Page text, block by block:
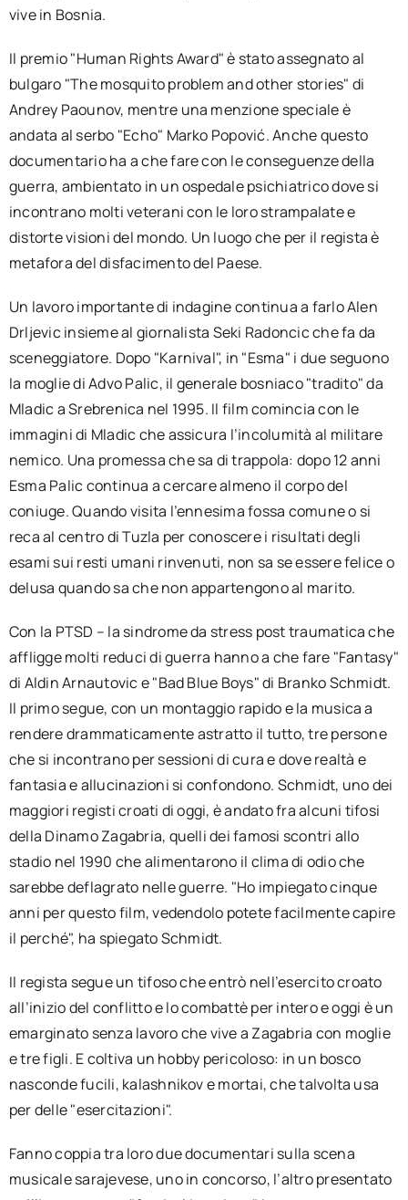
vive in Bosnia.
Il premio "Human Rights Award" è stato assegnato al
bulgaro "The mosquito problem and other stories" di
Andrey Paounov, mentre una menzione speciale è
andata al serbo "Echo" Marko Popović. Anche questo
documentario ha a che fare con le conseguenze della
guerra, ambientato in un ospedale psichiatrico dove si
incontrano molti veterani con le loro strampalate e
distorte visioni del mondo. Un luogo che per il regista è
metafora del disfacimento del Paese.
Un lavoro importante di indagine continua a farlo Alen
Drljevic insieme al giornalista Seki Radoncic che fa da
sceneggiatore. Dopo "Karnival", in "Esma" i due seguono
la moglie di Advo Palic, il generale bosniaco "tradito" da
Mladic a Srebrenica nel 1995. Il film comincia con le
immagini di Mladic che assicura l’incolumità al militare
nemico. Una promessa che sa di trappola: dopo 12 anni
Esma Palic continua a cercare almeno il corpo del
coniuge. Quando visita l’ennesima fossa comune o si
reca al centro di Tuzla per conoscere i risultati degli
esami sui resti umani rinvenuti, non sa se essere felice o
delusa quando sa che non appartengono al marito.
Con la PTSD – la sindrome da stress post traumatica che
affligge molti reduci di guerra hanno a che fare "Fantasy"
di Aldin Arnautovic e "Bad Blue Boys" di Branko Schmidt.
Il primo segue, con un montaggio rapido e la musica a
rendere drammaticamente astratto il tutto, tre persone
che si incontrano per sessioni di cura e dove realtà e
fantasia e allucinazioni si confondono. Schmidt, uno dei
maggiori registi croati di oggi, è andato fra alcuni tifosi
della Dinamo Zagabria, quelli dei famosi scontri allo
stadio nel 1990 che alimentarono il clima di odio che
sarebbe deflagrato nelle guerre. "Ho impiegato cinque
anni per questo film, vedendolo potete facilmente capire
il perché", ha spiegato Schmidt.
Il regista segue un tifoso che entrò nell’esercito croato
all’inizio del conflitto e lo combattè per intero e oggi è un
emarginato senza lavoro che vive a Zagabria con moglie
e tre figli. E coltiva un hobby pericoloso: in un bosco
nasconde fucili, kalashnikov e mortai, che talvolta usa
per delle "esercitazioni".
Fanno coppia tra loro due documentari sulla scena
musicale sarajevese, uno in concorso, l’altro presentato